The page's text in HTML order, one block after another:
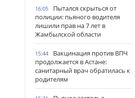
16:05
Пытался скрыться от
полиции: пьяного водителя
лишили прав на 7 лет в
Жамбылской области
15:44
Вакцинация против ВПЧ
продолжается в Астане:
санитарный врач обратилась к
родителям